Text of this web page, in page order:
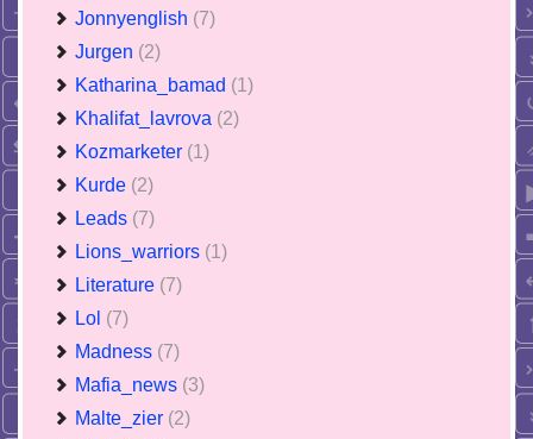
Jonnyenglish (7)
Jurgen (2)
Katharina_bamad (1)
Khalifat_lavrova (2)
Kozmarketer (1)
Kurde (2)
Leads (7)
Lions_warriors (1)
Literature (7)
Lol (7)
Madness (7)
Mafia_news (3)
Malte_zier (2)